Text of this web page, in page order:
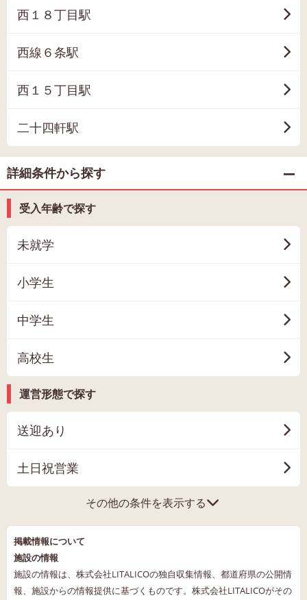
西１８丁目駅
西線６条駅
西１５丁目駅
二十四軒駅
詳細条件から探す
受入年齢で探す
未就学
小学生
中学生
高校生
運営形態で探す
送迎あり
土日祝営業
その他の条件を表示する
掲載情報について
施設の情報
施設の情報は、株式会社LITALICOの独自収集情報、都道府県の公開情
報、施設からの情報提供に基づくものです。株式会社LITALICOがその